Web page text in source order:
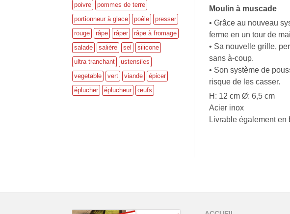
poivre
pommes de terre
portionneur à glace
poêle
presser
rouge
râpe râper
râpe à fromage
salade
salière sel
silicone
ultra tranchant
ustensiles
vegetable
vert viande
épicer
éplucher
éplucheur œufs
Moulin à muscade
• Grâce au nouveau
ferme en un tour de
• Sa nouvelle grille,
sans à-coup.
• Son système de
risque de les casser.
H: 12 cm Ø: 6,5 cm
Acier inox
Livrable également en